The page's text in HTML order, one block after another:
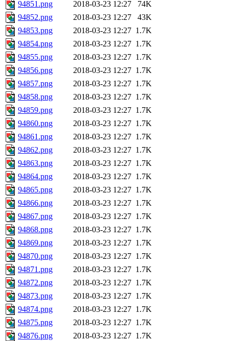
94851.png 2018-03-23 12:27
74K
94852.png
2018-03-23 12:27
43K
94853.png
2018-03-23 12:27 1.7K
94854.png
2018-03-23 12:27 1.7K
94855.png
2018-03-23 12:27 1.7K
94856.png
2018-03-23 12:27 1.7K
94857.png
2018-03-23 12:27 1.7K
94858.png
2018-03-23 12:27 1.7K
94859.png
2018-03-23 12:27 1.7K
94860.png
2018-03-23 12:27 1.7K
94861.png
2018-03-23 12:27 1.7K
94862.png
2018-03-23 12:27 1.7K
94863.png
2018-03-23 12:27 1.7K
94864.png
2018-03-23 12:27 1.7K
94865.png
2018-03-23 12:27 1.7K
94866.png
2018-03-23 12:27 1.7K
94867.png
2018-03-23 12:27 1.7K
94868.png
2018-03-23 12:27 1.7K
94869.png
2018-03-23 12:27 1.7K
94870.png
2018-03-23 12:27 1.7K
94871.png
2018-03-23 12:27 1.7K
94872.png
2018-03-23 12:27 1.7K
94873.png
2018-03-23 12:27 1.7K
94874.png
2018-03-23 12:27 1.7K
94875.png
2018-03-23 12:27 1.7K
94876.png
2018-03-23 12:27 1.7K